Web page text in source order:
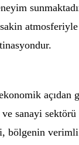
açıdan
sanayi
bölgenin verimli